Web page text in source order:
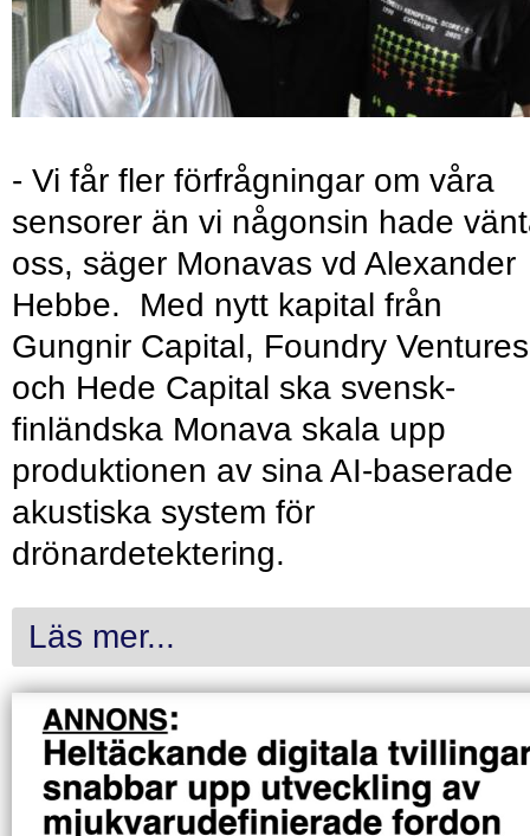
- Vi får fler förfrågningar om våra
sensorer än vi någonsin hade
oss, säger Monavas vd Alexander
Hebbe. Med nytt kapital från
Gungnir Capital, Foundry Ventures
och Hede Capital ska svensk-
finländska Monava skala upp
produktionen av sina AI-baserade
akustiska system för
drönardetektering.
Läs mer...